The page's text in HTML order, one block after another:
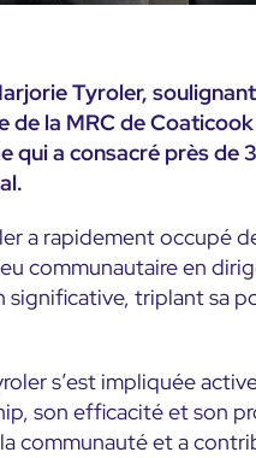
Tyroler,
la MRC de
qui a consacré près de
a rapidement occupé
communautaire en
significative, triplant sa
s’est impliquée
son efficacité et son
communauté et a